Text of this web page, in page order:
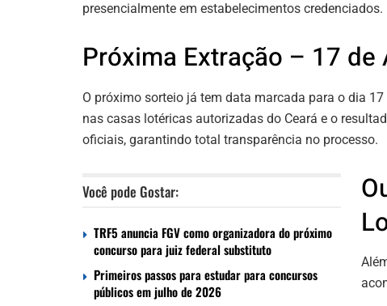
presencialmente em estabelecimentos credenciados.
Próxima Extração – 17
O próximo sorteio já tem data marcada para o dia
nas casas lotéricas autorizadas do Ceará e o
oficiais, garantindo total transparência no processo.
Você pode Gostar:
TRF5 anuncia FGV como organizadora do próximo
concurso para juiz federal substituto
Primeiros passos para estudar para concursos
públicos em julho de 2026